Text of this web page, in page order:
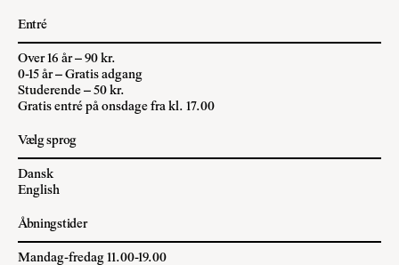
Entré
Over 16 år – 90 kr.
0-15 år – Gratis adgang
Studerende – 50 kr.
Gratis entré på onsdage fra kl. 17.00
Vælg sprog
Dansk
English
Åbningstider
Mandag-fredag 11.00-19.00